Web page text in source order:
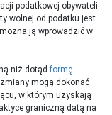
podatkowej obywateli.
wolnej od podatku jest
ją wprowadzić w
niż dotądformę
mogą dokonać
w którym uzyskają
graniczną datą na